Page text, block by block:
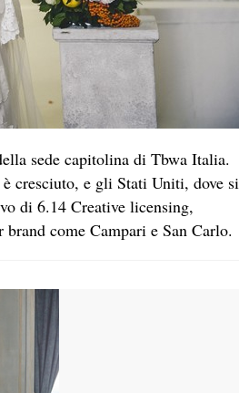
sede capitolina di Tbwa Italia.
cresciuto, e gli Stati Uniti, dove si
di 6.14 Creative licensing,
brand come Campari e San Carlo.